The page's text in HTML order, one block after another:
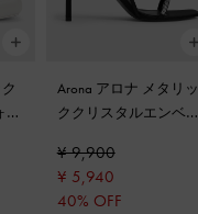
ー
Arona アロナ メタリッ
ククリスタルエンベリ
ヒールサンダル
ックテクスチャー
¥ 9,900
¥ 5,940
40% OFF